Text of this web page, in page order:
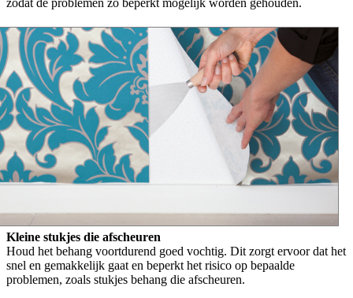
Kleine stukjes die afscheuren
Houd het behang voortdurend goed vochtig. Dit zorgt ervoor dat het
snel en gemakkelijk gaat en beperkt het risico op bepaalde
problemen, zoals stukjes behang die afscheuren.